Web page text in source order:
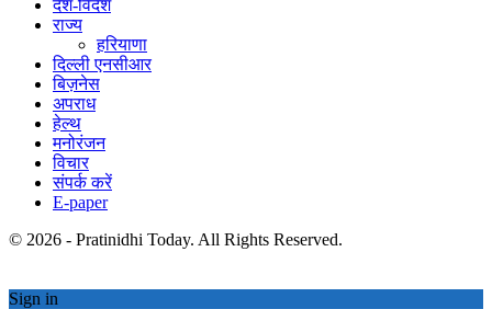
देश-विदेश
राज्य
हरियाणा
दिल्ली एनसीआर
बिज़नेस
अपराध
हेल्थ
मनोरंजन
विचार
संपर्क करें
E-paper
© 2026 - Pratinidhi Today. All Rights Reserved.
Sign in